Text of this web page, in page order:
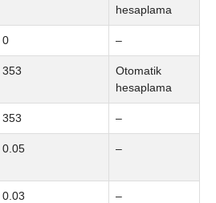
hesaplama
0 –
353
Otomatik
hesaplama
353 –
0.05 –
0.03 –